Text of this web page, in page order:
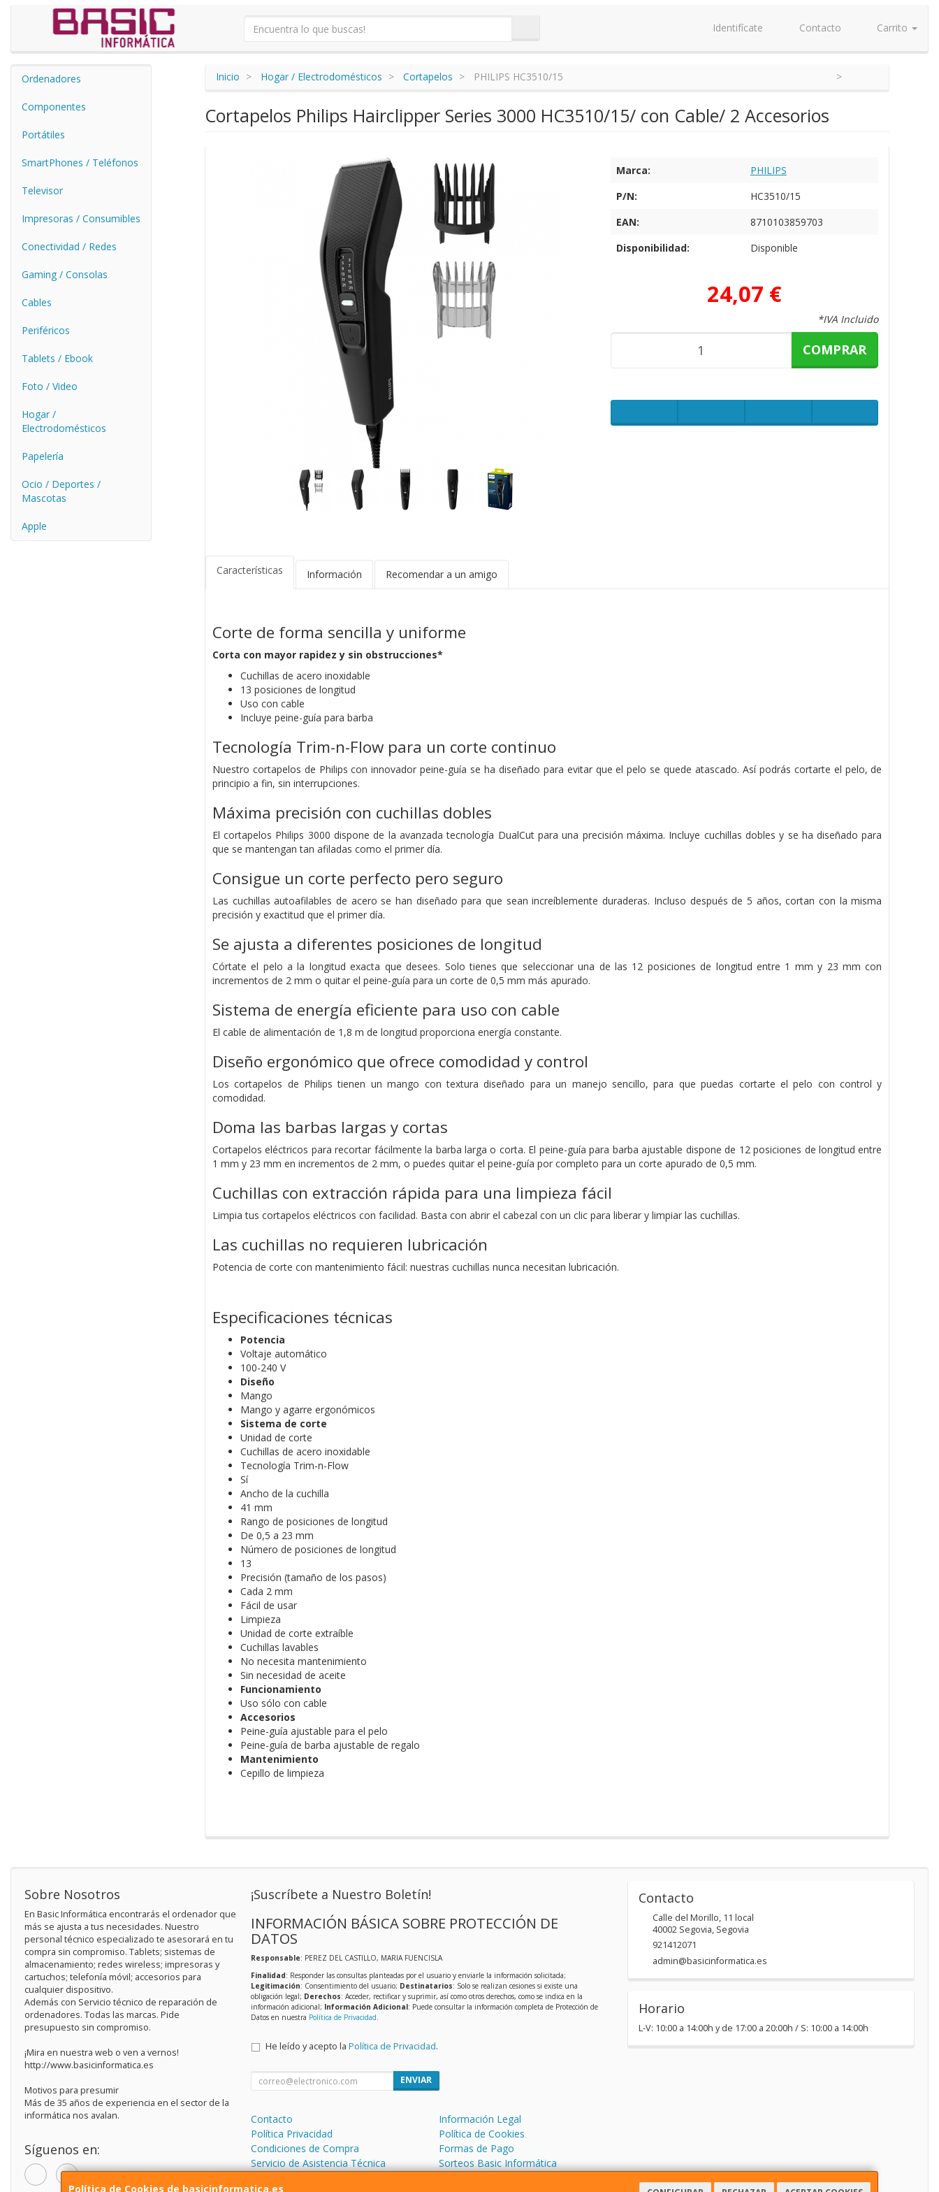
Identifícate Contacto Carrito
Ordenadores
Componentes
Portátiles
SmartPhones / Teléfonos
Televisor
Impresoras / Consumibles
Conectividad / Redes
Gaming / Consolas
Cables
Periféricos
Tablets / Ebook
Foto / Video
Hogar /
Electrodomésticos
Papelería
Ocio / Deportes /
Mascotas
Apple
Inicio Hogar / Electrodomésticos Cortapelos PHILIPS HC3510/15
Cortapelos Philips Hairclipper Series 3000 HC3510/15/ con Cable/ 2 Accesorios
Marca:
PHILIPS
P/N:
HC3510/15
EAN:
8710103859703
Disponibilidad:
Disponible
24,07 €
*IVA Incluido
COMPRAR
Características Información Recomendar a un amigo
Corte de forma sencilla y uniforme
Corta con mayor rapidez y sin obstrucciones*
Cuchillas de acero inoxidable
13 posiciones de longitud
Uso con cable
Incluye peine-guía para barba
Tecnología Trim-n-Flow para un corte continuo
Nuestro cortapelos de Philips con innovador peine-guía se ha diseñado para evitar que el pelo se quede atascado. Así podrás cortarte el pelo, de
principio a fin, sin interrupciones.
Máxima precisión con cuchillas dobles
El cortapelos Philips 3000 dispone de la avanzada tecnología DualCut para una precisión máxima. Incluye cuchillas dobles y se ha diseñado para
que se mantengan tan afiladas como el primer día.
Consigue un corte perfecto pero seguro
Las cuchillas autoafilables de acero se han diseñado para que sean increíblemente duraderas. Incluso después de 5 años, cortan con la misma
precisión y exactitud que el primer día.
Se ajusta a diferentes posiciones de longitud
Córtate el pelo a la longitud exacta que desees. Solo tienes que seleccionar una de las 12 posiciones de longitud entre 1 mm y 23 mm con
incrementos de 2 mm o quitar el peine-guía para un corte de 0,5 mm más apurado.
Sistema de energía eficiente para uso con cable
El cable de alimentación de 1,8 m de longitud proporciona energía constante.
Diseño ergonómico que ofrece comodidad y control
Los cortapelos de Philips tienen un mango con textura diseñado para un manejo sencillo, para que puedas cortarte el pelo con control y
comodidad.
Doma las barbas largas y cortas
Cortapelos eléctricos para recortar fácilmente la barba larga o corta. El peine-guía para barba ajustable dispone de 12 posiciones de longitud entre
1 mm y 23 mm en incrementos de 2 mm, o puedes quitar el peine-guía por completo para un corte apurado de 0,5 mm.
Cuchillas con extracción rápida para una limpieza fácil
Limpia tus cortapelos eléctricos con facilidad. Basta con abrir el cabezal con un clic para liberar y limpiar las cuchillas.
Las cuchillas no requieren lubricación
Potencia de corte con mantenimiento fácil: nuestras cuchillas nunca necesitan lubricación.
Especificaciones técnicas
Potencia
Voltaje automático
100-240 V
Diseño
Mango
Mango y agarre ergonómicos
Sistema de corte
Unidad de corte
Cuchillas de acero inoxidable
Tecnología Trim-n-Flow
Sí
Ancho de la cuchilla
41 mm
Rango de posiciones de longitud
De 0,5 a 23 mm
Número de posiciones de longitud
13
Precisión (tamaño de los pasos)
Cada 2 mm
Fácil de usar
Limpieza
Unidad de corte extraíble
Cuchillas lavables
No necesita mantenimiento
Sin necesidad de aceite
Funcionamiento
Uso sólo con cable
Accesorios
Peine-guía ajustable para el pelo
Peine-guía de barba ajustable de regalo
Mantenimiento
Cepillo de limpieza
Política de Cookies de basicinformatica.es
Sobre Nosotros
En Basic Informática encontrarás el ordenador que
más se ajusta a tus necesidades. Nuestro
personal técnico especializado te asesorará en tu
compra sin compromiso. Tablets; sistemas de
almacenamiento; redes wireless; impresoras y
cartuchos; telefonía móvil; accesorios para
cualquier dispositivo.
Además con Servicio técnico de reparación de
ordenadores. Todas las marcas. Pide
presupuesto sin compromiso.
¡Mira en nuestra web o ven a vernos!
http://www.basicinformatica.es
Motivos para presumir
Más de 35 años de experiencia en el sector de la
informática nos avalan.
Síguenos en:
¡Suscríbete a Nuestro Boletín!
INFORMACIÓN BÁSICA SOBRE PROTECCIÓN DE
DATOS
Responsable: PEREZ DEL CASTILLO, MARIA FUENCISLA
Finalidad: Responder las consultas planteadas por el usuario y enviarle la información solicitada;
Legitimación: Consentimiento del usuario; Destinatarios: Solo se realizan cesiones si existe una
obligación legal; Derechos: Acceder, rectificar y suprimir, así como otros derechos, como se indica en la
información adicional; Información Adicional: Puede consultar la información completa de Protección de
Datos en nuestra Política de Privacidad.
He leído y acepto la Política de Privacidad.
ENVIAR
Contacto
Información Legal
Política Privacidad
Política de Cookies
Condiciones de Compra
Formas de Pago
Servicio de Asistencia Técnica
Sorteos Basic Informática
Contacto
Calle del Morillo, 11 local
40002 Segovia, Segovia
921412071
admin@basicinformatica.es
Horario
L-V: 10:00 a 14:00h y de 17:00 a 20:00h / S: 10:00 a 14:00h